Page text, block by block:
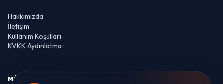
Hakkımızda
İletişim
Kullanım Koşulları
KVKK Aydınlatma
MÜŞTERI HIZMETLERI